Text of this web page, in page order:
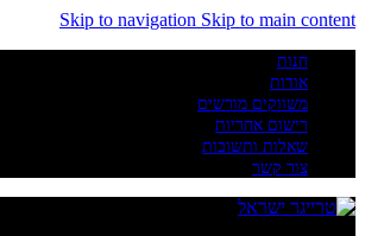
Skip to navigation Skip to main content
חנות
אודות
משווקים מורשים
רישום אחריות
שאלות ותשובות
צור קשר